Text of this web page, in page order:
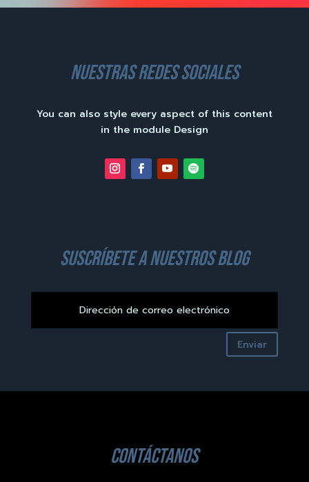
nuestras redes sociales
You can also style every aspect of this content
in the module Design
suscríbete a nuestros blog
Enviar
contáctanos